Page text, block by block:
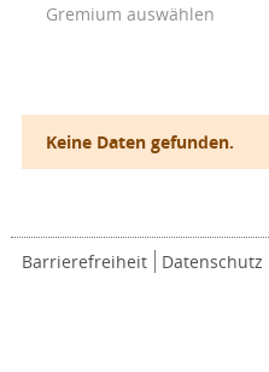
Gremium auswählen
Keine Daten gefunden.
Barrierefreiheit Datenschutz